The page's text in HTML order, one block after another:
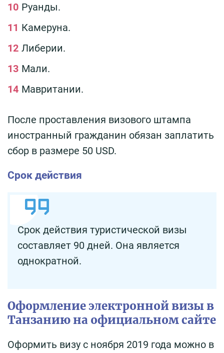
Руанды.
Камеруна.
Либерии.
Мали.
Мавритании.
После проставления визового штампа
иностранный гражданин обязан заплатить
сбор в размере 50 USD.
Срок действия
Срок действия туристической визы
составляет 90 дней. Она является
однократной.
Оформление электронной визы в
Танзанию на официальном сайте
Оформить визу с ноября 2019 года можно в